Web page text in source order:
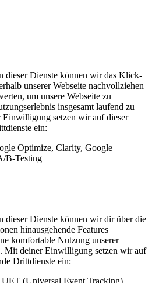
dieser Dienste können wir das Klick-
unserer Webseite nachvollziehen
um unsere Webseite zu
insgesamt laufend zu
Einwilligung setzen wir auf dieser
ein:
Optimize, Clarity, Google
B-Testing
dieser Dienste können wir dir über die
hinausgehende Features
komfortable Nutzung unserer
Mit deiner Einwilligung setzen wir auf
Drittdienste ein:
UET (Universal Event Tracking)